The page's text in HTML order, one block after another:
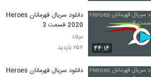
۴۴:۱۴
دانلود سریال قهرمانان Heroes
2020 قسمت 3
میلاد
۲۵۷ بازدید
دانلود سریال قهرمانان Heroes